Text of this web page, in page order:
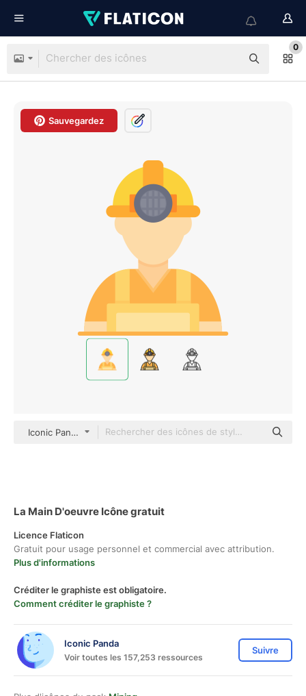
0
Sauvegardez
Iconic Panda Flat
La Main D'oeuvre Icône gratuit
Licence Flaticon
Gratuit pour usage personnel et commercial avec attribution.
Plus d'informations
Créditer le graphiste est obligatoire.
Comment créditer le graphiste ?
Iconic Panda
Voir toutes les 157,253 ressources
Suivre